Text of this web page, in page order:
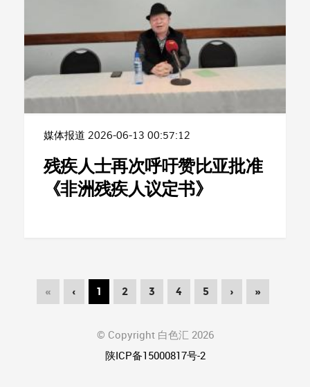
媒体报道 2026-06-13 00:57:12
残疾人士再次呼吁赞比亚批准
《非洲残疾人议定书》
« ‹ 1 2 3 4 5 › »
© Copyright 白色汇 2026
陕ICP备15000817号-2